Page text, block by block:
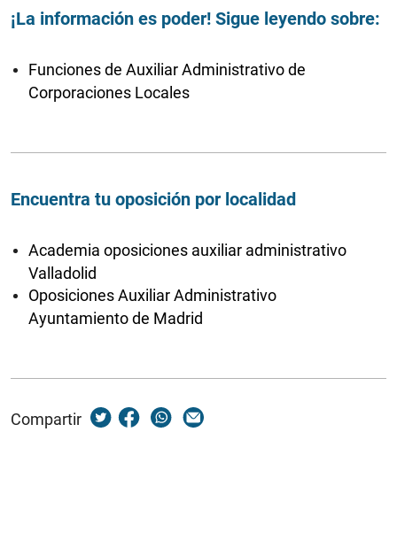
¡La información es poder! Sigue leyendo sobre:
Funciones de Auxiliar Administrativo de
Corporaciones Locales
Encuentra tu oposición por localidad
Academia oposiciones auxiliar administrativo
Valladolid
Oposiciones Auxiliar Administrativo
Ayuntamiento de Madrid
Compartir